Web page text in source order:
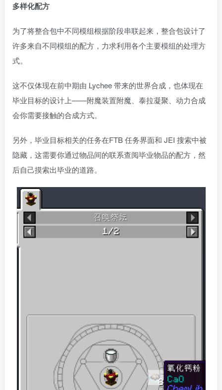
多样化配方
为了将整合包中不同模组根据阶段串联起来，整合包设计了
许多来自不同模组的配方，力求利用各个主要模组的处理方
式。
这不仅体现在前中期由 Lychee 带来的世界合成，也体现在
毕业目标的设计上——附魔装置附魔、泰拉凝聚、动力合成
会你需要接触的合成方式。
另外，毕业目标相关的任务在FTB 任务界面和 JEI 搜索中被
隐藏，这需要你通过物品间的联系查阅毕业物品的配方，然
后自己摸索出毕业的道路。